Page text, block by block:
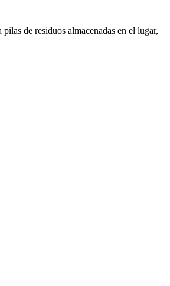
de residuos almacenadas en el lugar,